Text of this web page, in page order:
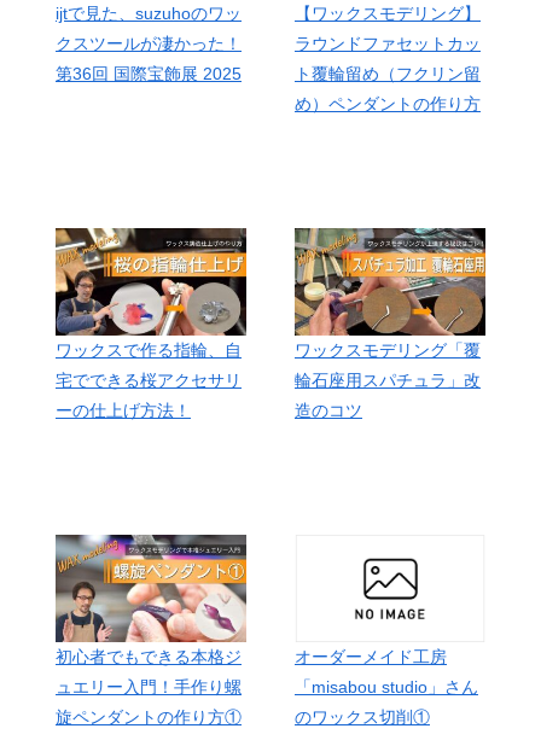
ijtで見た、suzuhoのワッ
クスツールが凄かった！
第36回 国際宝飾展 2025
【ワックスモデリング】
ラウンドファセットカッ
ト覆輪留め（フクリン留
め）ペンダントの作り方
ワックスで作る指輪、自
宅でできる桜アクセサリ
ーの仕上げ方法！
ワックスモデリング「覆
輪石座用スパチュラ」改
造のコツ
初心者でもできる本格ジ
ュエリー入門！手作り螺
旋ペンダントの作り方①
オーダーメイド工房
「misabou studio」さん
のワックス切削①